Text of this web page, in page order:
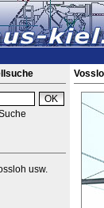
usw.